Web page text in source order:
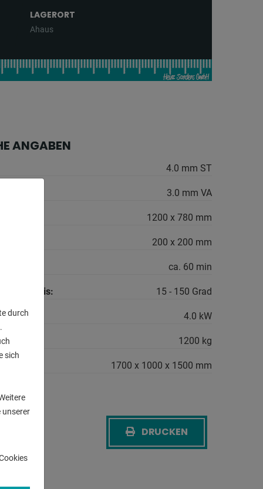
LAGERORT
Ahaus
ANGABEN
4.0 mm ST
3.0 mm VA
1200 x 780 mm
200 x 200 mm
ca. 60 min
von - bis: 15 - 150 Grad
4.0 kW
ca.: 1200 kg
1700 x 1000 x 1500 mm
DRUCKEN
durch
sich
unserer